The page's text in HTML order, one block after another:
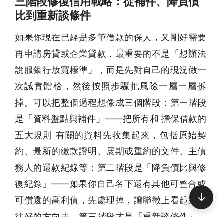
比到重新談條件
如果你現在已經是多筆借款的保人，又剛好需要
再申請房貸或企業貸款，最重要的不是「想辦法
說服銀行放寬標準」，而是先對自己的現況做一
次誠實體檢，然後按照步驟把風險一層一層拆
掉。可以把整個過程想像成三個階段：第一階段
是「資料盤點與補件」——把所有和 擔保借款的
五大規則 有關的資料先收集起來，包括原始契
約、最新的繳款證明、展期或重約的文件、主債
務人的還款紀錄等；第二階段是「降負債比與修
復紀錄」——如果你自己名下還有其他可整合或
可償還的高利債，先處理掉，讓聯徵上看起來是
↓